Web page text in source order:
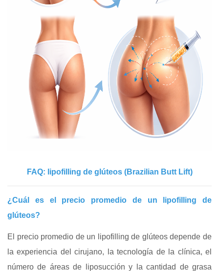
FAQ: lipofilling de glúteos (Brazilian Butt Lift)
¿Cuál es el precio promedio de un lipofilling de
glúteos?
El precio promedio de un lipofilling de glúteos depende de
la experiencia del cirujano, la tecnología de la clínica, el
número de áreas de liposucción y la cantidad de grasa